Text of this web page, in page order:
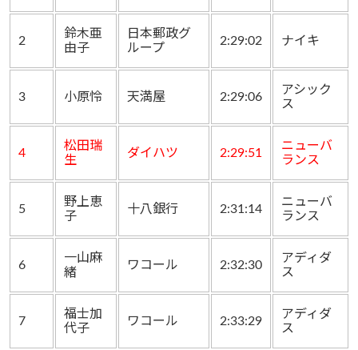
2
鈴木亜
由子
日本郵政グ
ループ
2:29:02 ナイキ
3 小原怜 天満屋 2:29:06
アシック
ス
4
松田瑞
生
ダイハツ 2:29:51
ニューバ
ランス
5
野上恵
子
十八銀行 2:31:14
ニューバ
ランス
6
一山麻
緒
ワコール 2:32:30
アディダ
ス
7
福士加
代子
ワコール 2:33:29
アディダ
ス